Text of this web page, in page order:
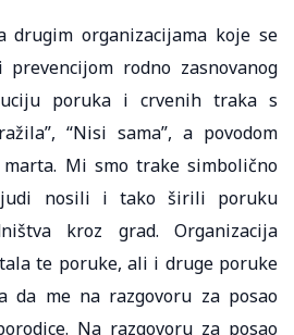
drugim organizacijama koje se
rodno zasnovanog
poruka i crvenih traka s
“Nisi sama”, a povodom
marta. Mi smo trake simbolično
nosili i tako širili poruku
kroz grad. Organizacija
te poruke, ali i druge poruke
da me na razgovoru za posao
Na razgovoru za posao